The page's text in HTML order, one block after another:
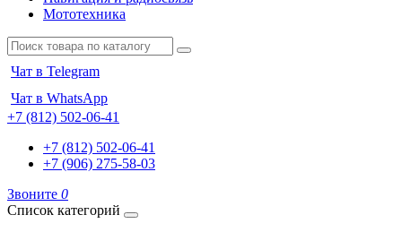
Мототехника
Чат в Telegram
Чат в WhatsApp
+7 (812) 502-06-41
+7 (812) 502-06-41
+7 (906) 275-58-03
Звоните 0
Список категорий